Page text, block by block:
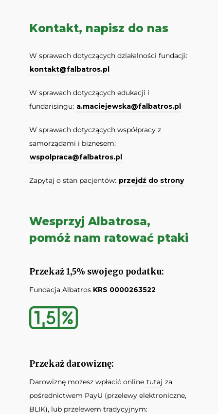
Kontakt, napisz do nas
W sprawach dotyczących działalności fundacji:
kontakt@falbatros.pl
W sprawach dotyczących edukacji i
fundarisingu: a.maciejewska@falbatros.pl
W sprawach dotyczących współpracy z
samorządami i biznesem:
wspolpraca@falbatros.pl
Zapytaj o stan pacjentów: przejdź do strony
Wesprzyj Albatrosa,
pomóż nam ratować ptaki
Przekaż 1,5% swojego podatku:
Fundacja Albatros KRS 0000263522
Przekaż darowiznę:
Darowiznę możesz wpłacić online tutaj za
pośrednictwem PayU (przelewy elektroniczne,
BLIK), lub przelewem tradycyjnym: